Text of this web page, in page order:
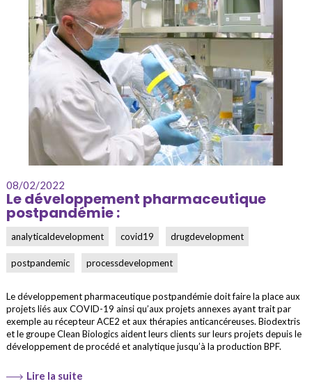
08/02/2022
Le développement pharmaceutique
postpandémie :
analyticaldevelopment covid19 drugdevelopment
postpandemic processdevelopment
Le développement pharmaceutique postpandémie doit faire la place aux
projets liés aux COVID-19 ainsi qu’aux projets annexes ayant trait par
exemple au récepteur ACE2 et aux thérapies anticancéreuses. Biodextris
et le groupe Clean Biologics aident leurs clients sur leurs projets depuis le
développement de procédé et analytique jusqu’à la production BPF.
Lire la suite